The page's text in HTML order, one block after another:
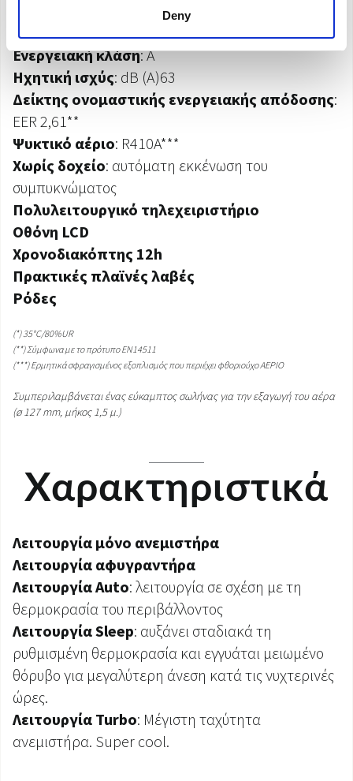
Deny
: 12.000 BTU/h*
Ονομαστική ικανότητα ψύξης: 2,85 kW**
Ενεργειακή κλάση: A
Ηχητική ισχύς: dB (A)63
Δείκτης ονομαστικής ενεργειακής απόδοσης:
EER 2,61**
Ψυκτικό αέριο: R410A***
Χωρίς δοχείο: αυτόματη εκκένωση του
συμπυκνώματος
Πολυλειτουργικό τηλεχειριστήριο
Οθόνη LCD
Χρονοδιακόπτης 12h
Πρακτικές πλαϊνές λαβές
Ρόδες
(*) 35°C/80%UR
(**) Σύμφωνα με το πρότυπο EN14511
(***) Ερμητικά σφραγισμένος εξοπλισμός που περιέχει φθοριούχο ΑΕΡΙΟ
Συμπεριλαμβάνεται ένας εύκαμπτος σωλήνας για την εξαγωγή του αέρα
(ø 127 mm, μήκος 1,5 μ.)
Χαρακτηριστικά
Λειτουργία μόνο ανεμιστήρα
Λειτουργία αφυγραντήρα
Λειτουργία Auto: λειτουργία σε σχέση με τη
θερμοκρασία του περιβάλλοντος
Λειτουργία Sleep: αυξάνει σταδιακά τη
ρυθμισμένη θερμοκρασία και εγγυάται μειωμένο
θόρυβο για μεγαλύτερη άνεση κατά τις νυχτερινές
ώρες.
Λειτουργία Turbo: Μέγιστη ταχύτητα
ανεμιστήρα. Super cool.